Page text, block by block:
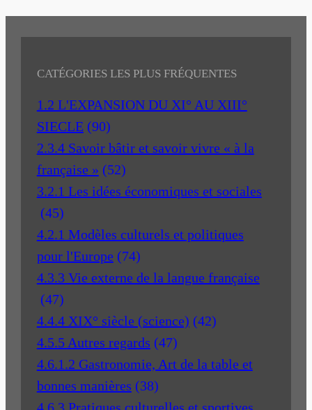
CATÉGORIES LES PLUS FRÉQUENTES
1.2 L'EXPANSION DU XI° AU XIII°
SIECLE (90)
2.3.4 Savoir bâtir et savoir vivre « à la
française » (52)
3.2.1 Les idées économiques et sociales
(45)
4.2.1 Modèles culturels et politiques
pour l'Europe (74)
4.3.3 Vie externe de la langue française
(47)
4.4.4 XIX° siècle (science) (42)
4.5.5 Autres regards (47)
4.6.1.2 Gastronomie, Art de la table et
bonnes manières (38)